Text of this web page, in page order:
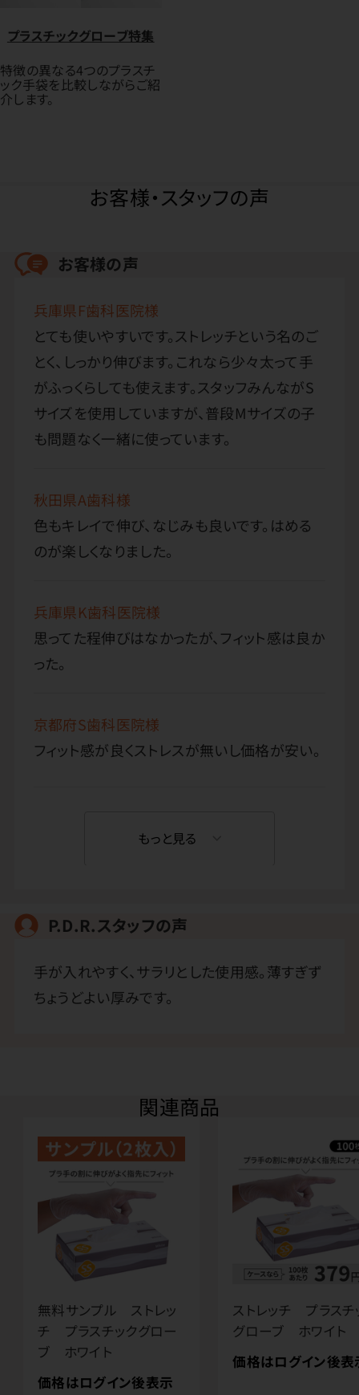
プラスチックグローブ特集
特徴の異なる4つのプラスチ
ック手袋を比較しながらご紹
介します。
お客様・スタッフの声
お客様の声
兵庫県F歯科医院様
とても使いやすいです。ストレッチという名のご
とく、しっかり伸びます。これなら少々太って手
がふっくらしても使えます。スタッフみんながS
サイズを使用していますが、普段Mサイズの子
も問題なく一緒に使っています。
秋田県A歯科様
色もキレイで伸び、なじみも良いです。はめる
のが楽しくなりました。
兵庫県K歯科医院様
思ってた程伸びはなかったが、フィット感は良か
った。
京都府S歯科医院様
フィット感が良くストレスが無いし価格が安い。
もっと見る
P.D.R.スタッフの声
手が入れやすく、サラリとした使用感。薄すぎず
ちょうどよい厚みです。
関連商品
無料サンプル ストレッ
チ プラスチックグロー
ブ ホワイト
価格はログイン後表示
ストレッチ プラスチ
グローブ ホワイト
価格はログイン後表